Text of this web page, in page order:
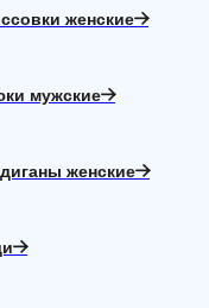
женские
мужские
женские